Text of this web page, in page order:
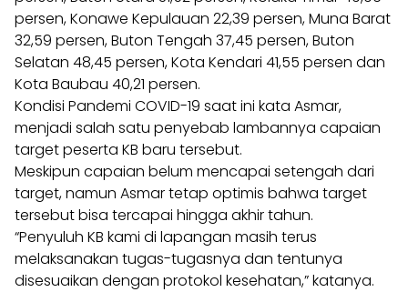
persen, Konawe Kepulauan 22,39 persen, Muna Barat
32,59 persen, Buton Tengah 37,45 persen, Buton
Selatan 48,45 persen, Kota Kendari 41,55 persen dan
Kota Baubau 40,21 persen.
Kondisi Pandemi COVID-19 saat ini kata Asmar,
menjadi salah satu penyebab lambannya capaian
target peserta KB baru tersebut.
Meskipun capaian belum mencapai setengah dari
target, namun Asmar tetap optimis bahwa target
tersebut bisa tercapai hingga akhir tahun.
“Penyuluh KB kami di lapangan masih terus
melaksanakan tugas-tugasnya dan tentunya
disesuaikan dengan protokol kesehatan,” katanya.